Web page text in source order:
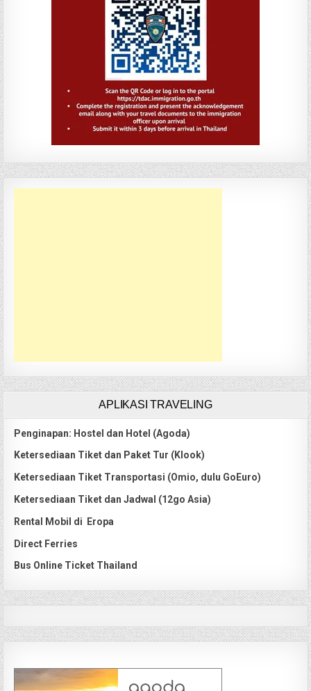
APLIKASI TRAVELING
Penginapan: Hostel dan Hotel (Agoda)
Ketersediaan Tiket dan Paket Tur (Klook)
Ketersediaan Tiket Transportasi (Omio, dulu GoEuro)
Ketersediaan Tiket dan Jadwal (12go Asia)
Rental Mobil di Eropa
Direct Ferries
Bus Online Ticket Thailand